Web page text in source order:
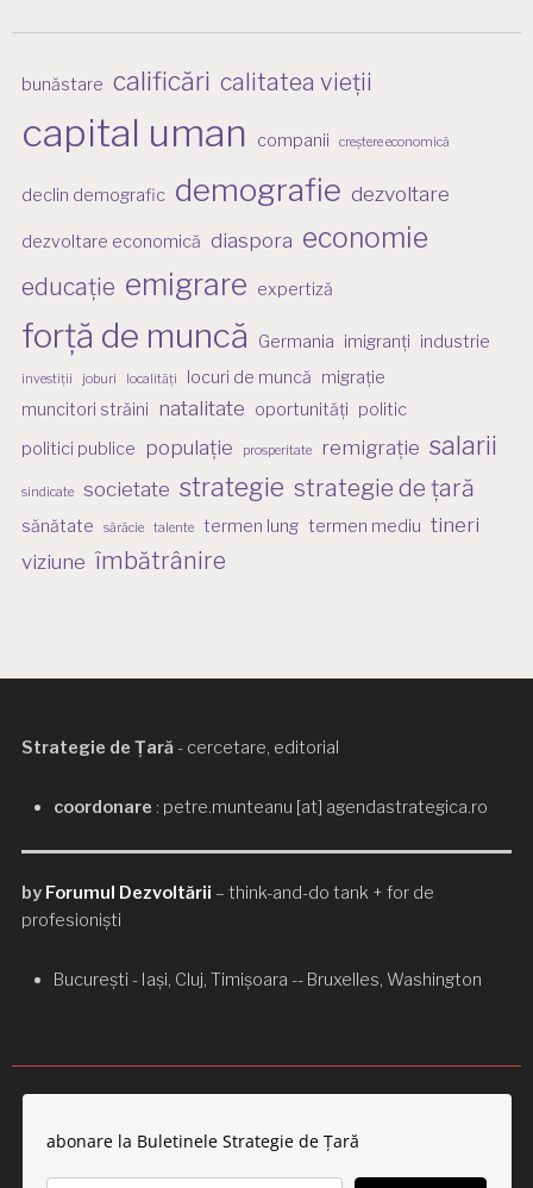
bunăstare calificări calitatea vieții
capital uman companii creștere economică
declin demografic demografie dezvoltare
dezvoltare economică diaspora economie
educație emigrare expertiză
forță de muncă Germania imigranți industrie
investiții joburi localități locuri de muncă migrație
muncitori străini natalitate oportunități politic
politici publice populație prosperitate remigrație salarii
sindicate societate strategie strategie de țară
sănătate sărăcie talente termen lung termen mediu tineri
viziune îmbătrânire
Strategie de Țară - cercetare, editorial
coordonare : petre.munteanu [at] agendastrategica.ro
by Forumul Dezvoltării – think-and-do tank + for de
profesioniști
București - Iași, Cluj, Timișoara -- Bruxelles, Washington
abonare la Buletinele Strategie de Țară